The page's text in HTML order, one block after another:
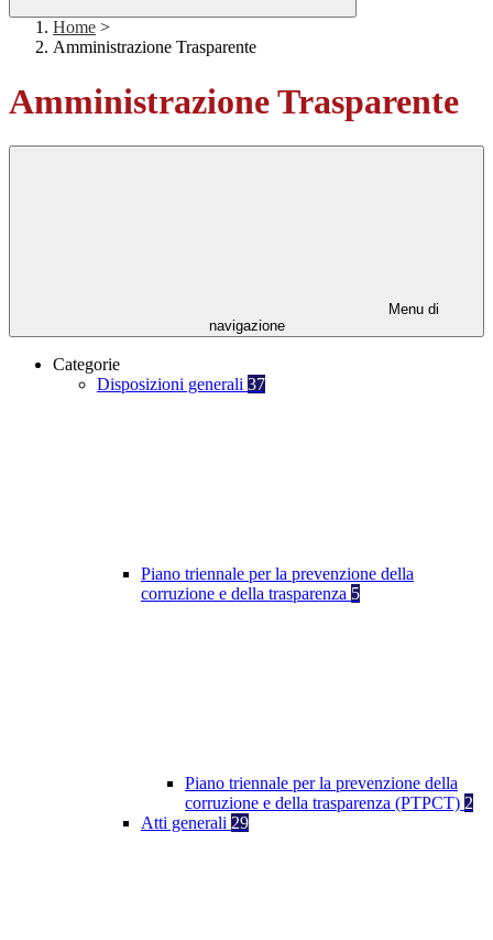
Home >
Amministrazione Trasparente
Amministrazione Trasparente
Menu di
navigazione
Categorie
Disposizioni generali 37
Piano triennale per la prevenzione della
corruzione e della trasparenza 5
Piano triennale per la prevenzione della
corruzione e della trasparenza (PTPCT) 2
Atti generali 29